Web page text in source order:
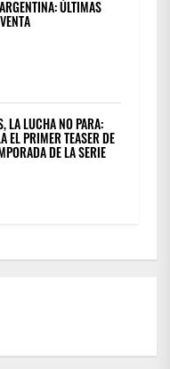
ÚLTIMAS
LA LUCHA NO PARA:
EL PRIMER TEASER DE
DE LA SERIE